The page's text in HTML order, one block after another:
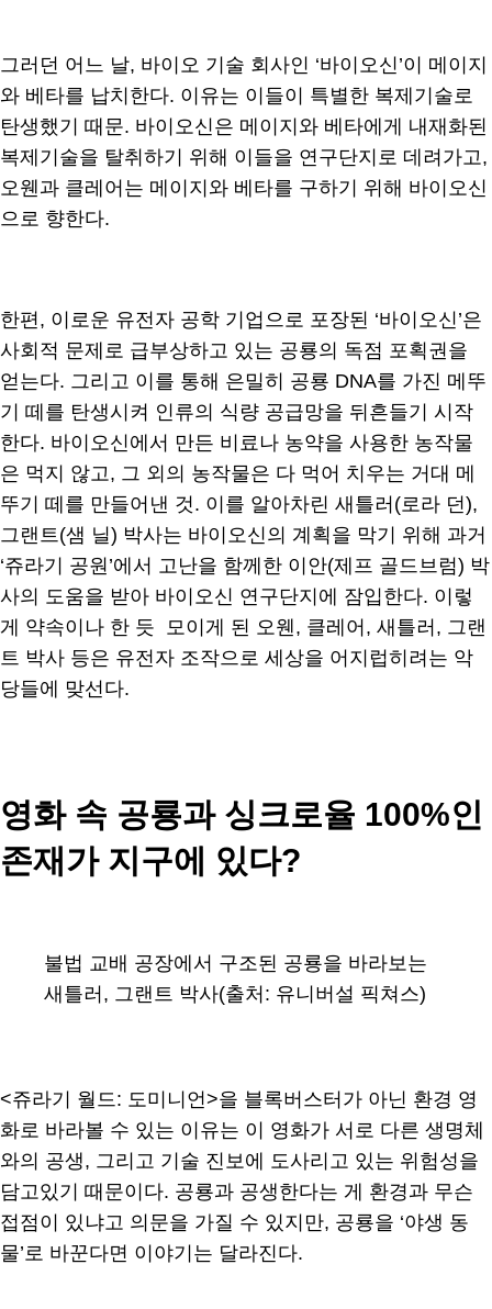
그러던 어느 날, 바이오 기술 회사인 ‘바이오신’이 메이지
와 베타를 납치한다. 이유는 이들이 특별한 복제기술로
탄생했기 때문. 바이오신은 메이지와 베타에게 내재화된
복제기술을 탈취하기 위해 이들을 연구단지로 데려가고,
오웬과 클레어는 메이지와 베타를 구하기 위해 바이오신
으로 향한다.
한편, 이로운 유전자 공학 기업으로 포장된 ‘바이오신’은
사회적 문제로 급부상하고 있는 공룡의 독점 포획권을
얻는다. 그리고 이를 통해 은밀히 공룡 DNA를 가진 메뚜
기 떼를 탄생시켜 인류의 식량 공급망을 뒤흔들기 시작
한다. 바이오신에서 만든 비료나 농약을 사용한 농작물
은 먹지 않고, 그 외의 농작물은 다 먹어 치우는 거대 메
뚜기 떼를 만들어낸 것. 이를 알아차린 새틀러(로라 던),
그랜트(샘 닐) 박사는 바이오신의 계획을 막기 위해 과거
‘쥬라기 공원’에서 고난을 함께한 이안(제프 골드브럼) 박
사의 도움을 받아 바이오신 연구단지에 잠입한다. 이렇
게 약속이나 한 듯 모이게 된 오웬, 클레어, 새틀러, 그랜
트 박사 등은 유전자 조작으로 세상을 어지럽히려는 악
당들에 맞선다.
영화 속 공룡과 싱크로율 100%인
존재가 지구에 있다?
불법 교배 공장에서 구조된 공룡을 바라보는
새틀러, 그랜트 박사(출처: 유니버설 픽쳐스)
<쥬라기 월드: 도미니언>을 블록버스터가 아닌 환경 영
화로 바라볼 수 있는 이유는 이 영화가 서로 다른 생명체
와의 공생, 그리고 기술 진보에 도사리고 있는 위험성을
담고있기 때문이다. 공룡과 공생한다는 게 환경과 무슨
접점이 있냐고 의문을 가질 수 있지만, 공룡을 ‘야생 동
물’로 바꾼다면 이야기는 달라진다.